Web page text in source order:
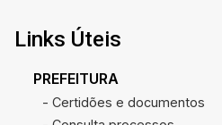
Links Úteis
PREFEITURA
- Certidões e documentos